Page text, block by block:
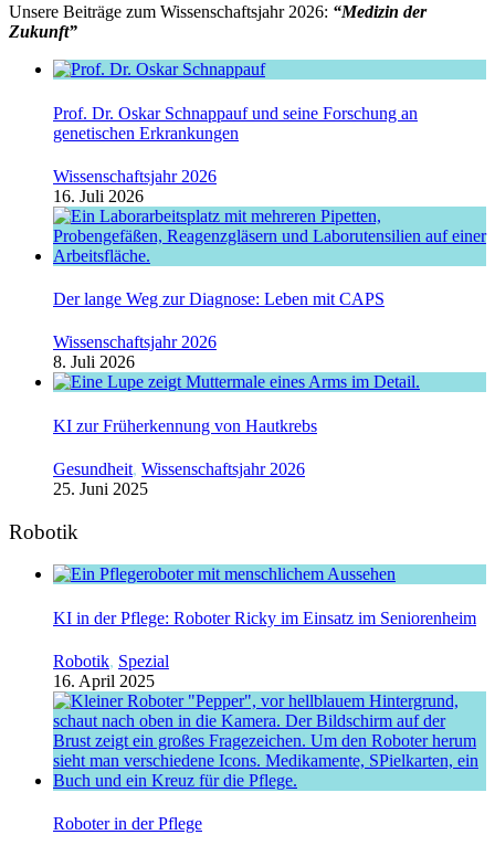
Unsere Beiträge zum Wissenschaftsjahr 2026: “Medizin der
Zukunft”
Prof. Dr. Oskar Schnappauf und seine Forschung an
genetischen Erkrankungen
Wissenschaftsjahr 2026
16. Juli 2026
Der lange Weg zur Diagnose: Leben mit CAPS
Wissenschaftsjahr 2026
8. Juli 2026
KI zur Früherkennung von Hautkrebs
Gesundheit, Wissenschaftsjahr 2026
25. Juni 2025
Robotik
KI in der Pflege: Roboter Ricky im Einsatz im Seniorenheim
Robotik, Spezial
16. April 2025
Roboter in der Pflege